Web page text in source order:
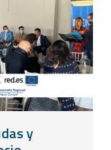
y